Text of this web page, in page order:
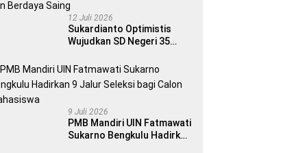
12 Juli 2026
Sukardianto Optimistis
Wujudkan SD Negeri 35
yang Berkualitas dan
Berdaya Saing
9 Juli 2026
PMB Mandiri UIN Fatmawati
Sukarno Bengkulu Hadirkan